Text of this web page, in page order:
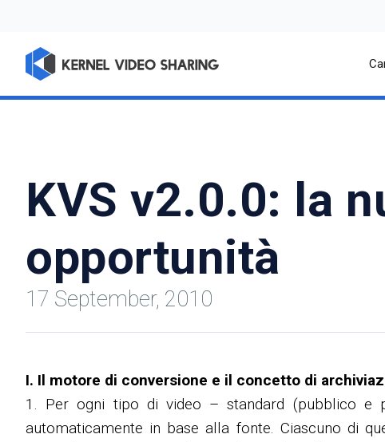
KVS v2.0.0: la
opportunità
17 September, 2010
I. Il motore di conversione e il concetto di
1. Per ogni tipo di video – standard (pubblico e
automaticamente in base alla fonte. Ciascuno di